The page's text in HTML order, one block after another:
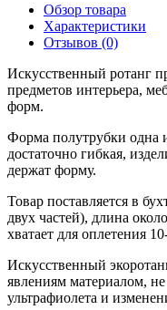
Обзор товара
Характеристики
Отзывов (0)
Искусственный ротанг
предметов интерьера,
форм.
Форма полутрубки одна
достаточно гибкая,
держат форму.
Товар поставляется в
двух частей), длина
хватает для оплетения
Искусственный
явлениям материалом,
ультрафиолета и